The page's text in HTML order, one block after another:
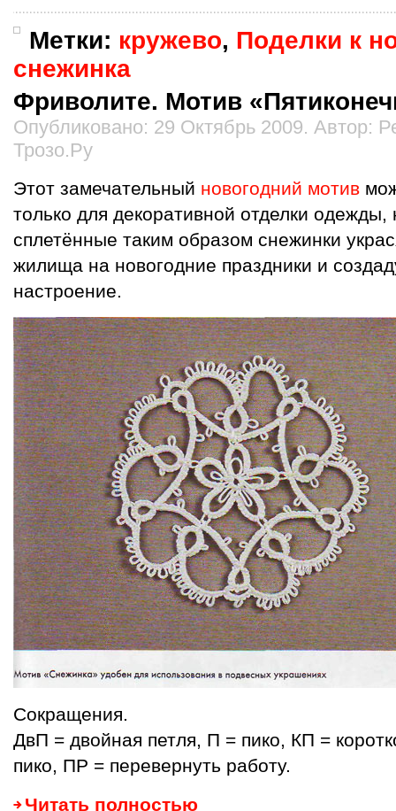
Метки: кружево, Поделки к
снежинка
Фриволите. Мотив
Опубликовано: 29 Октябрь 2009. Автор:
Трозо.Ру
Этот замечательный новогодний мотив
только для декоративной отделки
сплетённые таким образом снежинки
жилища на новогодние праздники и
настроение.
Сокращения.
ДвП = двойная петля, П = пико, КП =
пико, ПР = перевернуть работу.
Читать полностью